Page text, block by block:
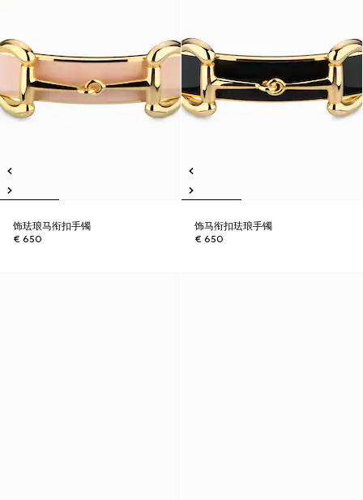
饰珐琅马衔扣手镯
€ 650
饰马衔扣珐琅手镯
€ 650